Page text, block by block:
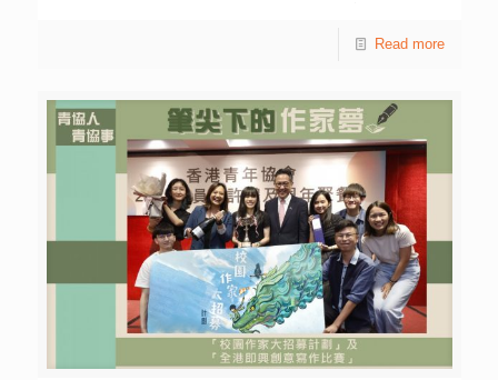
軍 學校：嘉諾撒聖方濟各書院 學生：伍俙曈、蔡之希、余
學 學生：韓宇翹、楊霖、顏君心、劉思綽 片名：情騙水魚
你咪做 高中組 冠軍 學校：聖公會莫壽增會督中學 學生：黎
巧瑩、李梓穎、文希晴、李穎研 片名：WhatsApp
message 銀包damage 亞軍 學校：嘉諾撒培德書院 學
生：譚加旋、梁詩琪、鄭日藍、詹嘉瑩 片名：學生防騙攻略
季軍 學校：藍田聖保祿中學 學生：杜沚言、徐康穎、裘惠
嵐 片名：藍祿紅磚屋街訪 得獎作品已於比賽網站上架：
m21.hk/reels-competition 關於M21媒體空間 香港青年協
會賽馬會Media 21媒體空間（M21）配備延展實境（XR）、
元宇宙、數碼創作和綠幕工作室等設施和技術，激發青年科
技創新和創作，掌握數碼發展、人工智能（AI）與新科技應
用的最新趨勢，並持續舉辦數碼及媒體素養教育活動，以裝
備辨別資訊真偽的能力。詳情可瀏覽網站m21.hk。
別行政區政府駐粵經濟貿易辦事處主任李炳威、中山市委統
處四級調研員劉付永琴、香港青年協會會長陳維安、全國政
協委員兼香港青年協會內地事務辦公室顧問何永昌、香港青
年協會總幹事徐小曼、香港青年協會副總幹事兼青協廣東省
辦事處首席代表呂慧蓮。 香港特區政府駐粵經濟貿易辦事
處主任李炳威表示，香港擁有「背靠祖國，聯通世界」的獨
特優勢，也是國家粵港澳大灣區發展、「一帶一路」倡議的
重要參與者。香港將主動對接「十五五」 規劃，更好融入和
服務國家發展大局，並繼續積極參與粵港澳大灣區建設，把
握國家對香港的堅實支持，為市民創造更好的發展機會、提
升生活質素。 香港青年協會會長陳維安表示，中山三鄉青
年培訓中心早於2012年落成，經過多年努力與硬體設施的全
面升級，現已煥然一新，以全新面貌示人，標誌著協會在推
動青年參與灣區建設上邁出重要一步。該會將持續以創新互
Read more